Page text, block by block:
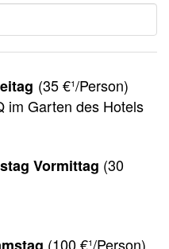
(35 €¹/Person)
im Garten des Hotels
Vormittag (30
(100 €¹/Person)